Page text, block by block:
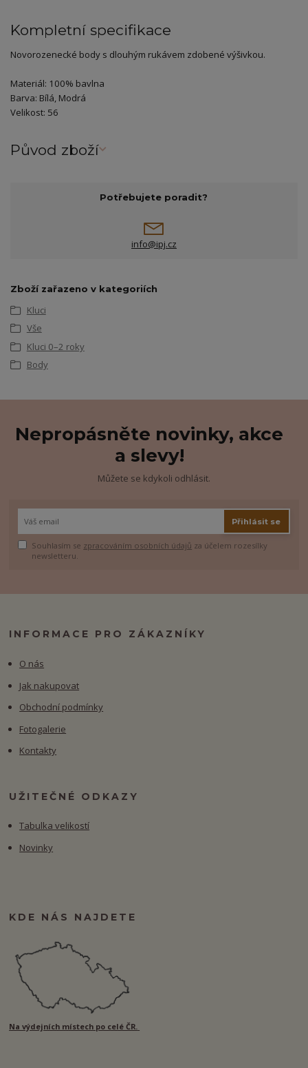
Kompletní specifikace
Novorozenecké body s dlouhým rukávem zdobené výšivkou.
Materiál: 100% bavlna
Barva: Bílá, Modrá
Velikost: 56
Původ zboží
Potřebujete poradit?
info@ipj.cz
Zboží zařazeno v kategoriích
Kluci
Vše
Kluci 0–2 roky
Body
Nepropásněte novinky, akce
a slevy!
Můžete se kdykoli odhlásit.
Přihlásit se
Souhlasím se zpracováním osobních údajů za účelem rozesílky
newsletteru.
INFORMACE PRO ZÁKAZNÍKY
O nás
Jak nakupovat
Obchodní podmínky
Fotogalerie
Kontakty
UŽITEČNÉ ODKAZY
Tabulka velikostí
Novinky
KDE NÁS NAJDETE
Na výdejních místech po celé ČR.